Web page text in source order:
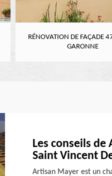
RÉNOVATION DE FAÇADE
GARONNE
Les conseils
Saint Vincent
Artisan Mayer est un